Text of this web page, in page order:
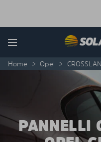
Menu
Home > Opel >
PANNELLI